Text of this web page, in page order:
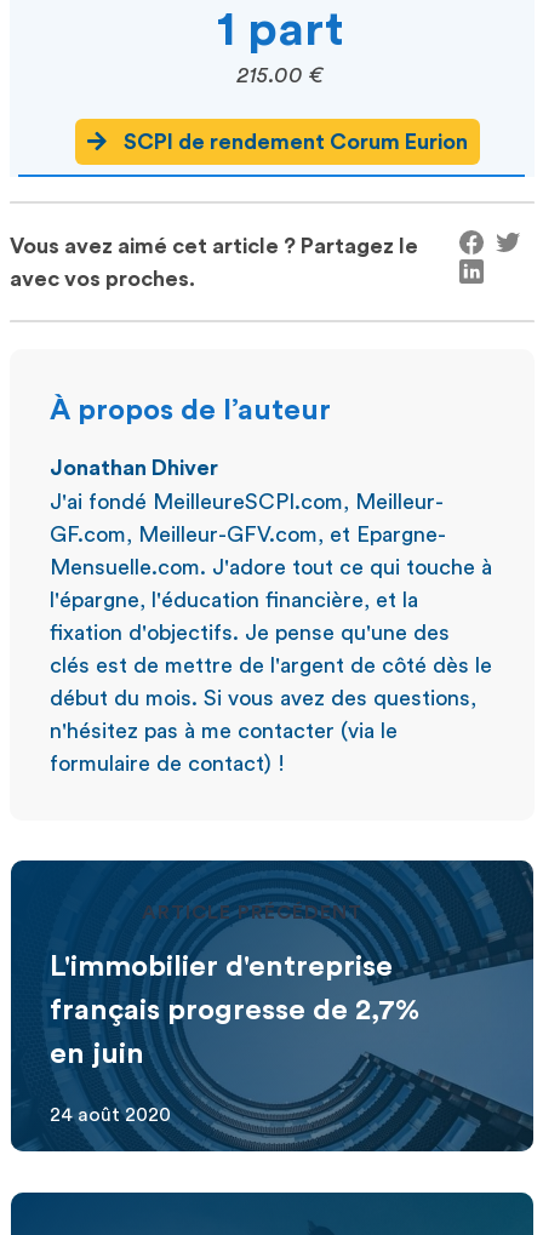
1 part
215.00 €
SCPI de rendement Corum Eurion
Vous avez aimé cet article ? Partagez le
avec vos proches.
À propos de l’auteur
Jonathan Dhiver
J'ai fondé MeilleureSCPI.com, Meilleur-
GF.com, Meilleur-GFV.com, et Epargne-
Mensuelle.com. J'adore tout ce qui touche à
l'épargne, l'éducation financière, et la
fixation d'objectifs. Je pense qu'une des
clés est de mettre de l'argent de côté dès le
début du mois. Si vous avez des questions,
n'hésitez pas à me contacter (via le
formulaire de contact) !
ARTICLE PRÉCÉDENT
L'immobilier d'entreprise
français progresse de 2,7%
en juin
24 août 2020